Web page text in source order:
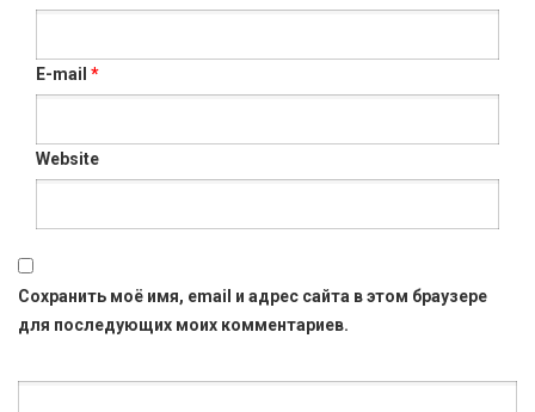
E-mail *
Website
Сохранить моё имя, email и адрес сайта в этом браузере
для последующих моих комментариев.